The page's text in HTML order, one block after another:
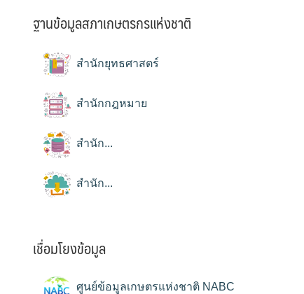
ฐานข้อมูลสภาเกษตรกรแห่งชาติ
สำนักยุทธศาสตร์
สำนักกฎหมาย
สำนัก...
สำนัก...
เชื่อมโยงข้อมูล
ศูนย์ข้อมูลเกษตรแห่งชาติ NABC